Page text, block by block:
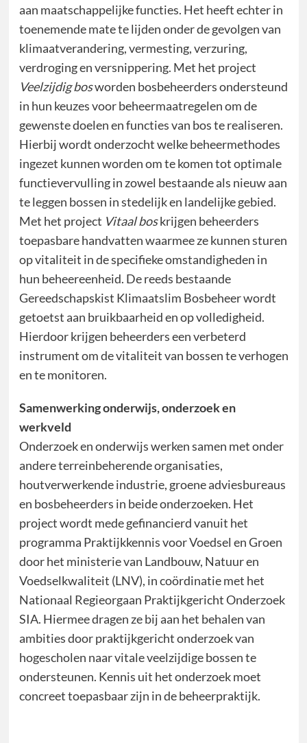
aan maatschappelijke functies. Het heeft echter in
toenemende mate te lijden onder de gevolgen van
klimaatverandering, vermesting, verzuring,
verdroging en versnippering. Met het project
Veelzijdig bosworden bosbeheerders ondersteund
in hun keuzes voor beheermaatregelen om de
gewenste doelen en functies van bos te realiseren.
Hierbij wordt onderzocht welke beheermethodes
ingezet kunnen worden om te komen tot optimale
functievervulling in zowel bestaande als nieuw aan
te leggen bossen in stedelijk en landelijke gebied.
Met het project Vitaal boskrijgen beheerders
toepasbare handvatten waarmee ze kunnen sturen
op vitaliteit in de specifieke omstandigheden in
hun beheereenheid. De reeds bestaande
Gereedschapskist Klimaatslim Bosbeheer wordt
getoetst aan bruikbaarheid en op volledigheid.
Hierdoor krijgen beheerders een verbeterd
instrument om de vitaliteit van bossen te verhogen
en te monitoren.
Samenwerking onderwijs, onderzoek en
werkveld
Onderzoek en onderwijs werken samen met onder
andere terreinbeherende organisaties,
houtverwerkende industrie, groene adviesbureaus
en bosbeheerders in beide onderzoeken. Het
project wordt mede gefinancierd vanuit het
programma Praktijkkennis voor Voedsel en Groen
door het ministerie van Landbouw, Natuur en
Voedselkwaliteit (LNV), in coördinatie met het
Nationaal Regieorgaan Praktijkgericht Onderzoek
SIA. Hiermee dragen ze bij aan het behalen van
ambities door praktijkgericht onderzoek van
hogescholen naar vitale veelzijdige bossen te
ondersteunen. Kennis uit het onderzoek moet
concreet toepasbaar zijn in de beheerpraktijk.